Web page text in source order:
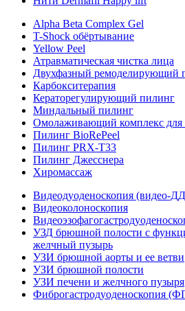
Alpha Beta Complex Gel
T-Shock обёртывание
Yellow Peel
Атравматическая чистка лица
Двухфазный ремоделирующий
Карбокситерапия
Кераторегулирующий пилинг
Миндальный пилинг
Омолаживающий комплекс для
Пилинг BioRePeel
Пилинг PRX-T33
Пилинг Джесснера
Хиромассаж
Видеодуоденоскопия (видео-
Видеоколоноскопия
УЗД брюшной полости с
желчный пузырь
УЗИ брюшной аорты и ее ветви
УЗИ брюшной полости
УЗИ печени и желчного пузыря
Фиброгастродуоденоскопия